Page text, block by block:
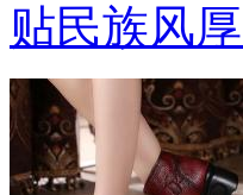
贴民族风